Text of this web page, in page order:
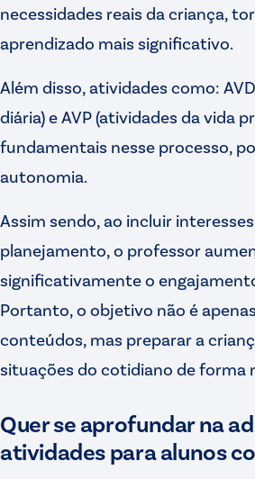
necessidades reais da criança,
aprendizado mais significativo.
Além disso, atividades como:
diária) e AVP (atividades da vida
fundamentais nesse processo,
autonomia.
Assim sendo, ao incluir
planejamento, o professor
significativamente o
Portanto, o objetivo não é
conteúdos, mas preparar a
situações do cotidiano de forma
Quer se aprofundar na
atividades para alunos